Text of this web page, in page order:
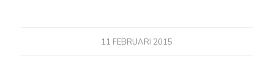
11 FEBRUARI 2015